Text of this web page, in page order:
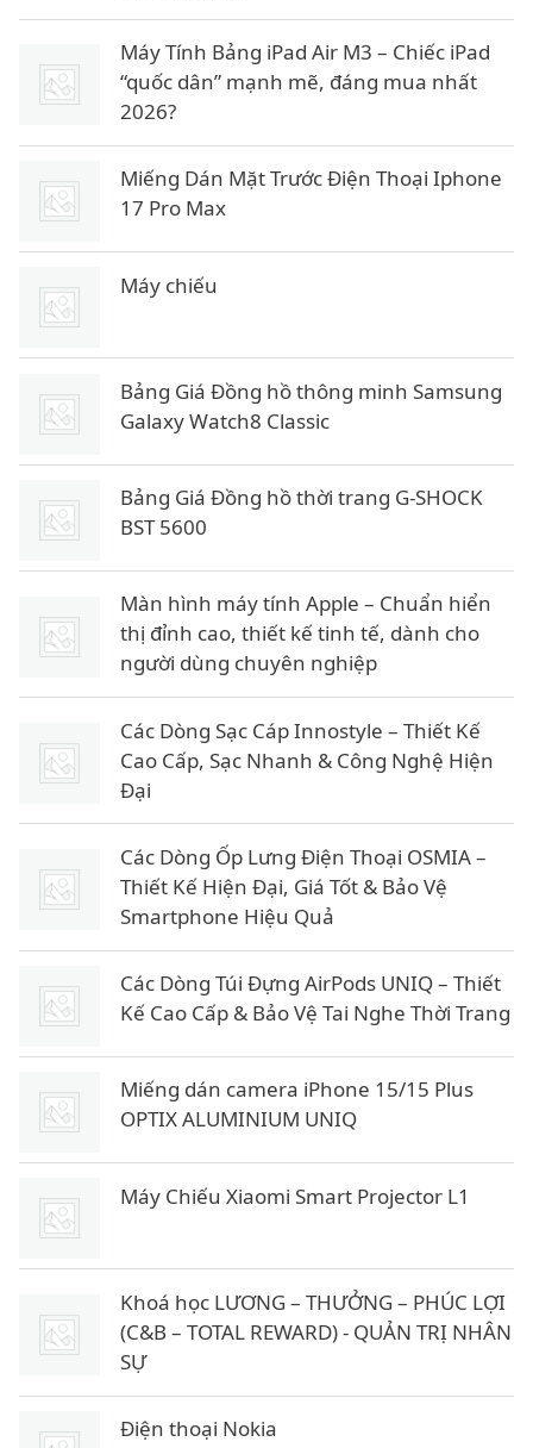
Máy Tính Bảng iPad Air M3 – Chiếc iPad
“quốc dân” mạnh mẽ, đáng mua nhất
2026?
Miếng Dán Mặt Trước Điện Thoại Iphone
17 Pro Max
Máy chiếu
Bảng Giá Đồng hồ thông minh Samsung
Galaxy Watch8 Classic
Bảng Giá Đồng hồ thời trang G-SHOCK
BST 5600
Màn hình máy tính Apple – Chuẩn hiển
thị đỉnh cao, thiết kế tinh tế, dành cho
người dùng chuyên nghiệp
Các Dòng Sạc Cáp Innostyle – Thiết Kế
Cao Cấp, Sạc Nhanh & Công Nghệ Hiện
Đại
Các Dòng Ốp Lưng Điện Thoại OSMIA –
Thiết Kế Hiện Đại, Giá Tốt & Bảo Vệ
Smartphone Hiệu Quả
Các Dòng Túi Đựng AirPods UNIQ – Thiết
Kế Cao Cấp & Bảo Vệ Tai Nghe Thời Trang
Miếng dán camera iPhone 15/15 Plus
OPTIX ALUMINIUM UNIQ
Máy Chiếu Xiaomi Smart Projector L1
Khoá học LƯƠNG – THƯỞNG – PHÚC LỢI
(C&B – TOTAL REWARD) - QUẢN TRỊ NHÂN
SỰ
Điện thoại Nokia